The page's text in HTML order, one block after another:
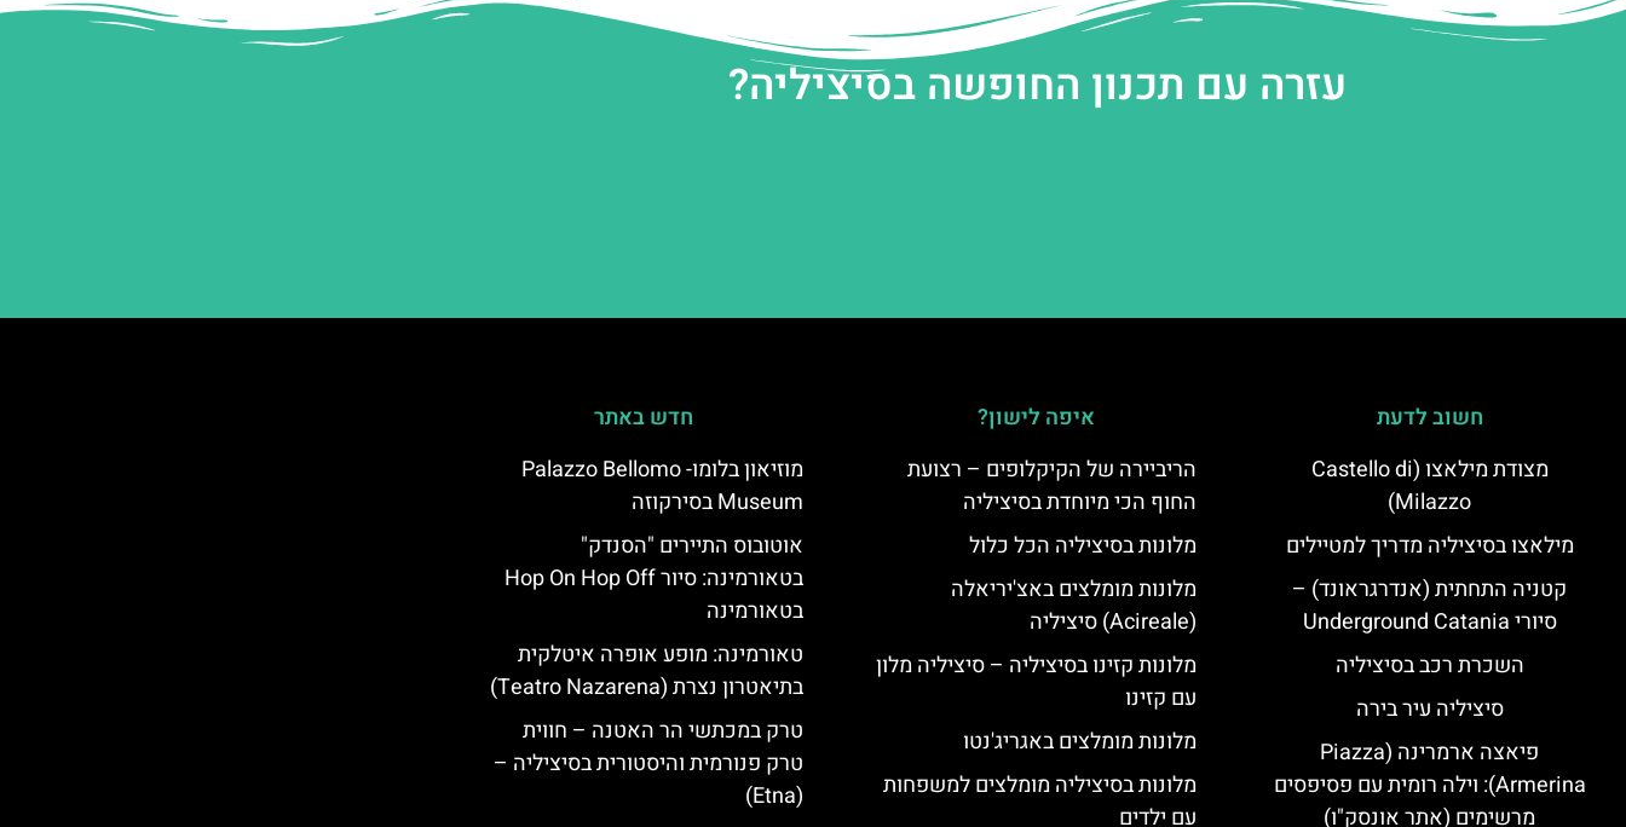
עזרה עם תכנון החופשה בסיציליה?
חשוב לדעת
מצודת מילאצו (Castello di
Milazzo)
מילאצו בסיציליה מדריך למטיילים
קטניה התחתית (אנדרגראונד) –
סיורי Underground Catania
השכרת רכב בסיציליה
סיציליה עיר בירה
פיאצה ארמרינה (Piazza
Armerina): וילה רומית עם פסיפסים
מרשימים (אתר אונסק"ו)
איפה לישון?
הריביירה של הקיקלופים – רצועת
החוף הכי מיוחדת בסיציליה
מלונות בסיציליה הכל כלול
מלונות מומלצים באצ'יריאלה
(Acireale) סיציליה
מלונות קזינו בסיציליה – סיציליה מלון
עם קזינו
מלונות מומלצים באגריג'נטו
מלונות בסיציליה מומלצים למשפחות
עם ילדים
חדש באתר
מוזיאון בלומו- Palazzo Bellomo
Museum בסירקוזה
אוטובוס התיירים "הסנדק"
בטאורמינה: סיור Hop On Hop Off
בטאורמינה
טאורמינה: מופע אופרה איטלקית
בתיאטרון נצרת (Teatro Nazarena)
טרק במכתשי הר האטנה – חווית
טרק פנורמית והיסטורית בסיציליה –
(Etna)